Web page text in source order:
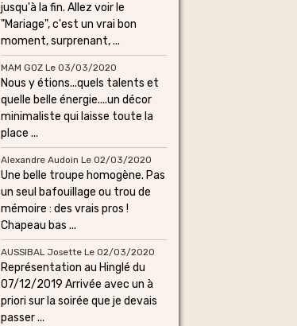
jusqu'à la fin. Allez voir le
"Mariage", c'est un vrai bon
moment, surprenant, ...
MAM GOZ Le 03/03/2020
Nous y étions...quels talents et
quelle belle énergie....un décor
minimaliste qui laisse toute la
place ...
Alexandre Audoin Le 02/03/2020
Une belle troupe homogène. Pas
un seul bafouillage ou trou de
mémoire : des vrais pros !
Chapeau bas ...
AUSSIBAL Josette Le 02/03/2020
Représentation au Hinglé du
07/12/2019 Arrivée avec un à
priori sur la soirée que je devais
passer ...